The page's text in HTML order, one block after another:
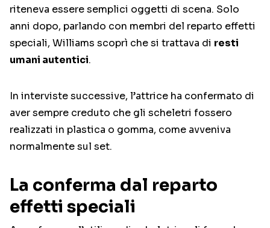
riteneva essere semplici oggetti di scena. Solo
anni dopo, parlando con membri del reparto effetti
speciali, Williams scoprì che si trattava di resti
umani autentici.
In interviste successive, l’attrice ha confermato di
aver sempre creduto che gli scheletri fossero
realizzati in plastica o gomma, come avveniva
normalmente sul set.
La conferma dal reparto
effetti speciali